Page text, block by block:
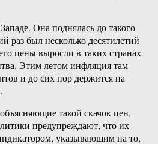
Она поднялась до такого
раз был несколько десятилетий
цены выросли в таких странах
Этим летом инфляция там
и до сих пор держится на
такой скачок цен,
предупреждают, что их
указывающим на то,